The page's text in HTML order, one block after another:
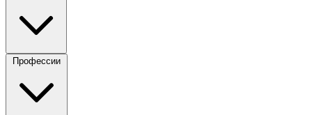
Профессии